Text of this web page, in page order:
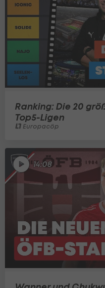
Ranking: Die 20
Top5-Ligen
Europacöp
14:08